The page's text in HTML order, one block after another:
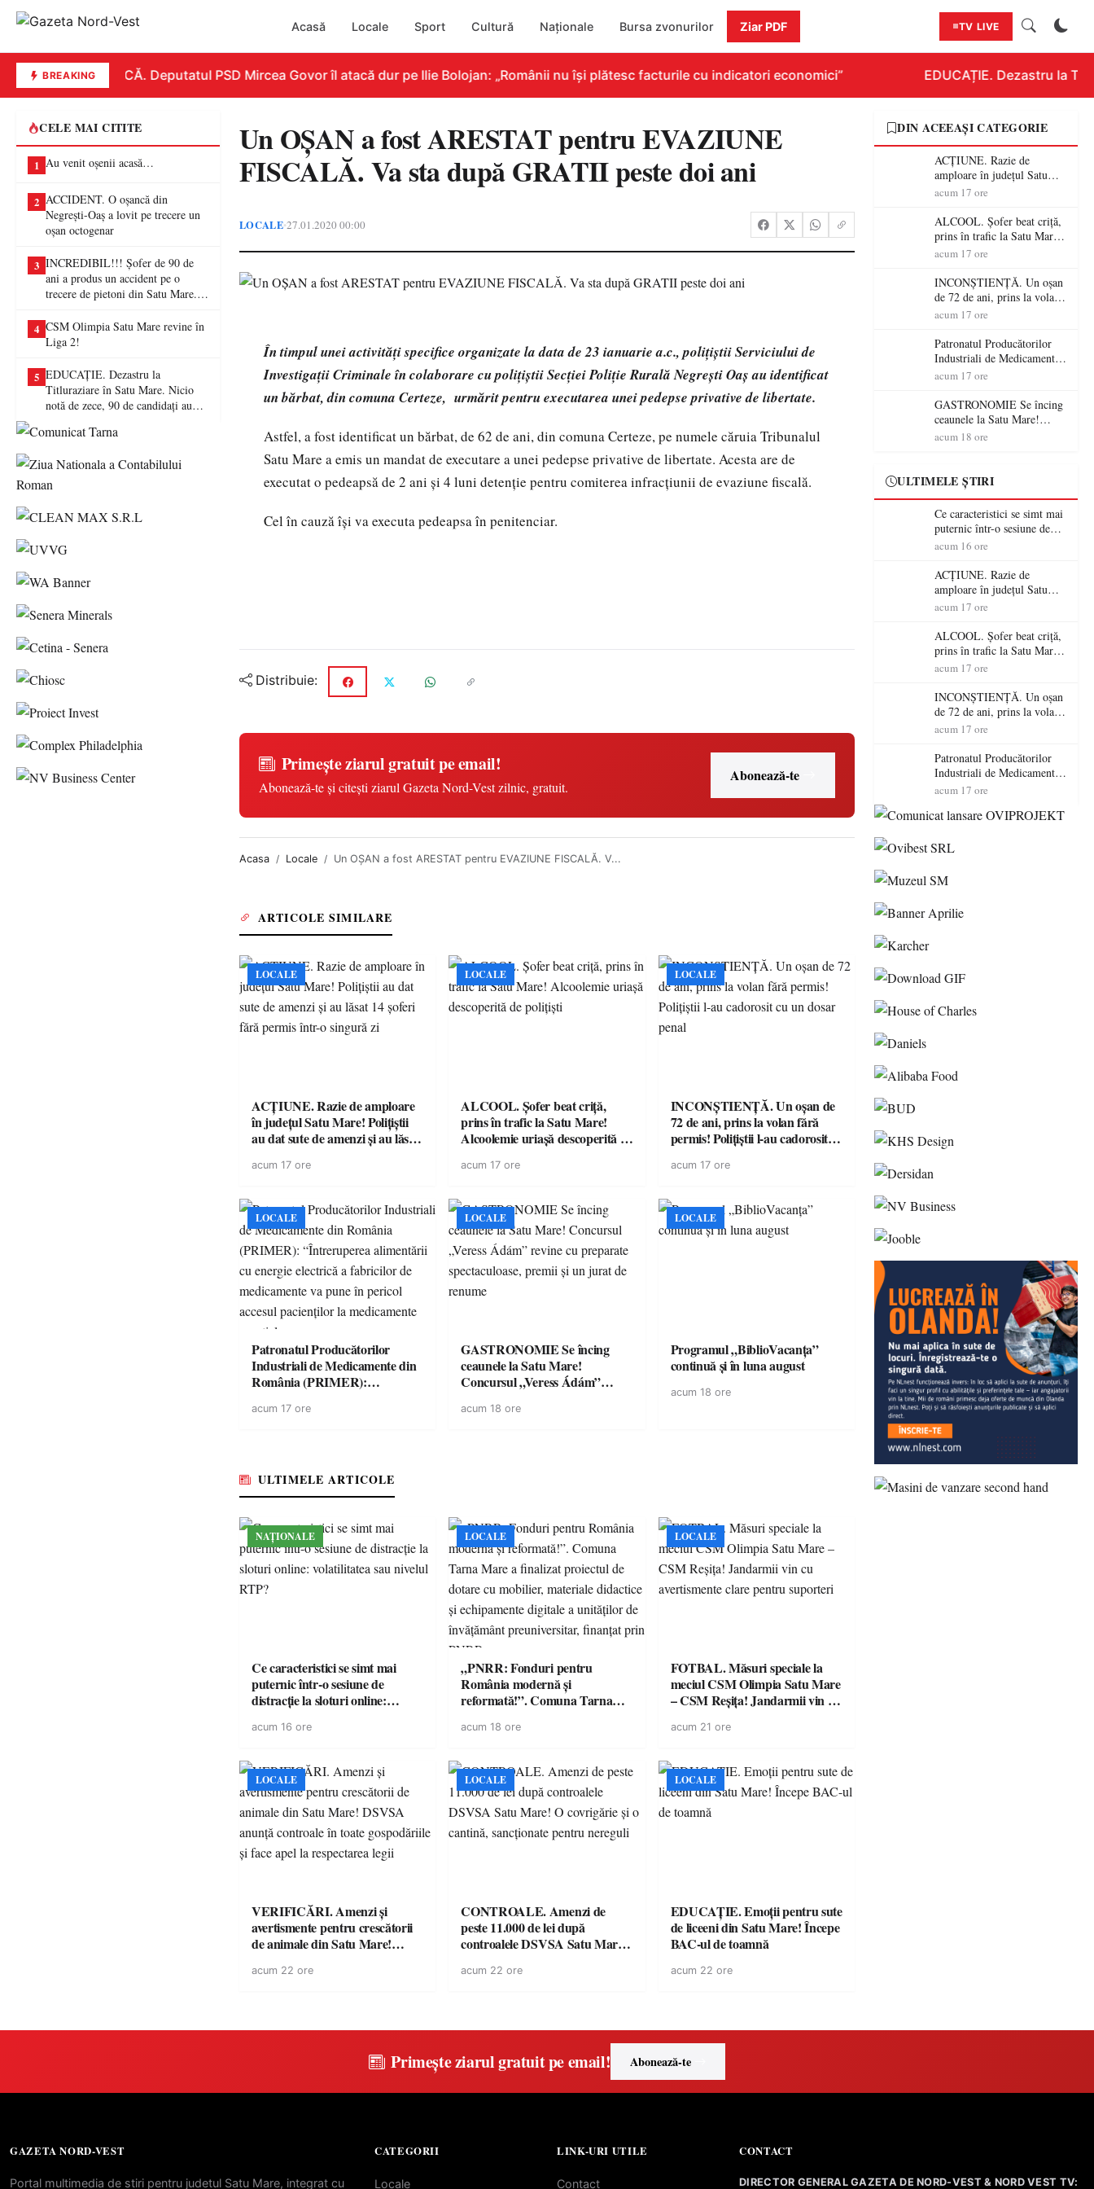
Acasă Locale Sport Cultură Naționale Bursa zvonurilor Ziar PDF TV LIVE
BREAKINGREPLICĂ. Deputatul PSD Mircea Govor îl atacă dur pe Ilie Bolojan: „Românii nu își plătesc facturile cu indicatori economici” EDUCAȚIE. Dezastru la
CELE MAI CITITE
1 Au venit oșenii acasă…
2 ACCIDENT. O oșancă din
Negrești-Oaș a lovit pe trecere un
oșan octogenar
3 INCREDIBIL!!! Șofer de 90 de
ani a produs un accident pe o
trecere de pietoni din Satu Mare. O
4 CSM Olimpia Satu Mare revine în
Liga 2!
5 EDUCAȚIE. Dezastru la
Titluraziare în Satu Mare. Nicio
notă de zece, 90 de candidați au
Un OȘAN a fost ARESTAT pentru EVAZIUNE
FISCALĂ. Va sta după GRATII peste doi ani
LOCALE•27.01.2020 00:00
În timpul unei activităţi specifice organizate la data de 23 ianuarie a.c., poliţiştii Serviciului de
Investigații Criminale în colaborare cu polițiștii Secției Poliție Rurală Negrești Oaș au identificat
un bărbat, din comuna Certeze, urmărit pentru executarea unei pedepse privative de libertate.
Astfel, a fost identificat un bărbat, de 62 de ani, din comuna Certeze, pe numele căruia Tribunalul
Satu Mare a emis un mandat de executare a unei pedepse privative de libertate. Acesta are de
executat o pedeapsă de 2 ani și 4 luni detenţie pentru comiterea infracţiunii de evaziune fiscală.
Cel în cauză îşi va executa pedeapsa în penitenciar.
Distribuie:
Primește ziarul gratuit pe email!
Abonează-te și citești ziarul Gazeta Nord-Vest zilnic, gratuit.
Abonează-te
Acasa Locale Un OȘAN a fost ARESTAT pentru EVAZIUNE FISCALĂ. V...
ARTICOLE SIMILARE
LOCALE
ACȚIUNE. Razie de amploare
în județul Satu Mare! Polițiștii
au dat sute de amenzi și au lăsat
singură zi
acum 17 ore
LOCALE
ALCOOL. Șofer beat criță,
prins în trafic la Satu Mare!
Alcoolemie uriașă descoperită de
acum 17 ore
LOCALE
INCONȘTIENȚĂ. Un oșan de
72 de ani, prins la volan fără
permis! Polițiștii l-au cadorosit
acum 17 ore
LOCALE
Patronatul Producătorilor
Industriali de Medicamente din
România (PRIMER):
energie electrică a fabricilor de
acum 17 ore
LOCALE
GASTRONOMIE Se încing
ceaunele la Satu Mare!
Concursul „Veress Ádám”
spectaculoase, premii și un jurat
acum 18 ore
LOCALE
Programul „BiblioVacanța”
continuă și în luna august
acum 18 ore
ULTIMELE ARTICOLE
NAȚIONALE
Ce caracteristici se simt mai
puternic într-o sesiune de
distracție la sloturi online:
acum 16 ore
LOCALE
„PNRR: Fonduri pentru
România modernă și
reformată!”. Comuna Tarna
dotare cu mobilier, materiale
a unităților de învățământ
preuniversitar, finanțat prin
PNRR
acum 18 ore
LOCALE
FOTBAL. Măsuri speciale la
meciul CSM Olimpia Satu Mare
– CSM Reșița! Jandarmii vin cu
suporteri
acum 21 ore
LOCALE
VERIFICĂRI. Amenzi și
avertismente pentru crescătorii
de animale din Satu Mare!
toate gospodăriile și face apel la
acum 22 ore
LOCALE
CONTROALE. Amenzi de
peste 11.000 de lei după
controalele DSVSA Satu Mare!
sancționate pentru nereguli
acum 22 ore
LOCALE
EDUCAȚIE. Emoții pentru sute
de liceeni din Satu Mare! Începe
BAC-ul de toamnă
acum 22 ore
DIN ACEEAȘI CATEGORIE
ACȚIUNE. Razie de
amploare în județul Satu
Mare! Polițiștii au dat sute
șoferi fără permis într-o
singură zi
acum 17 ore
ALCOOL. Șofer beat criță,
prins în trafic la Satu Mare!
Alcoolemie uriașă
acum 17 ore
INCONȘTIENȚĂ. Un oșan
de 72 de ani, prins la volan
fără permis! Polițiștii l-au
acum 17 ore
Patronatul Producătorilor
Industriali de Medicamente
din România (PRIMER):
energie electrică a fabricilor
de medicamente va pune în
pericol accesul pacienților la
medicamente esențiale
acum 17 ore
GASTRONOMIE Se încing
ceaunele la Satu Mare!
Concursul „Veress Ádám”
jurat de renume
acum 18 ore
ULTIMELE ȘTIRI
Ce caracteristici se simt mai
puternic într-o sesiune de
distracție la sloturi online:
RTP?
acum 16 ore
ACȚIUNE. Razie de
amploare în județul Satu
Mare! Polițiștii au dat sute
șoferi fără permis într-o
singură zi
acum 17 ore
ALCOOL. Șofer beat criță,
prins în trafic la Satu Mare!
Alcoolemie uriașă
acum 17 ore
INCONȘTIENȚĂ. Un oșan
de 72 de ani, prins la volan
fără permis! Polițiștii l-au
acum 17 ore
Patronatul Producătorilor
Industriali de Medicamente
din România (PRIMER):
energie electrică a fabricilor
pericol accesul pacienților la
acum 17 ore
Primește ziarul gratuit pe email! Abonează-te
GAZETA NORD-VEST
Portal multimedia de stiri pentru judetul Satu Mare, integrat cu
CATEGORII
Locale
LINK-URI UTILE
Contact
CONTACT
DIRECTOR GENERAL GAZETA DE NORD-VEST & NORD VEST TV: